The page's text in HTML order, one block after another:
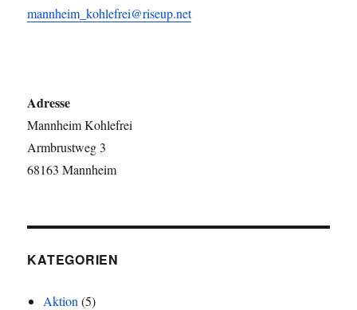
mannheim_kohlefrei@riseup.net
Adresse
Mannheim Kohlefrei
Armbrustweg 3
68163 Mannheim
KATEGORIEN
Aktion (5)